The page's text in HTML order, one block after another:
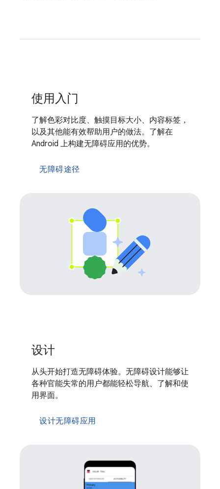
使用入门
了解色彩对比度、触摸目标大小、内容标签，
以及其他能有效帮助用户的做法。了解在
Android 上构建无障碍应用的优势。
无障碍途径
设计
从头开始打造无障碍体验。无障碍设计能够让
各种官能失常的用户都能轻松导航、了解和使
用界面。
设计无障碍应用